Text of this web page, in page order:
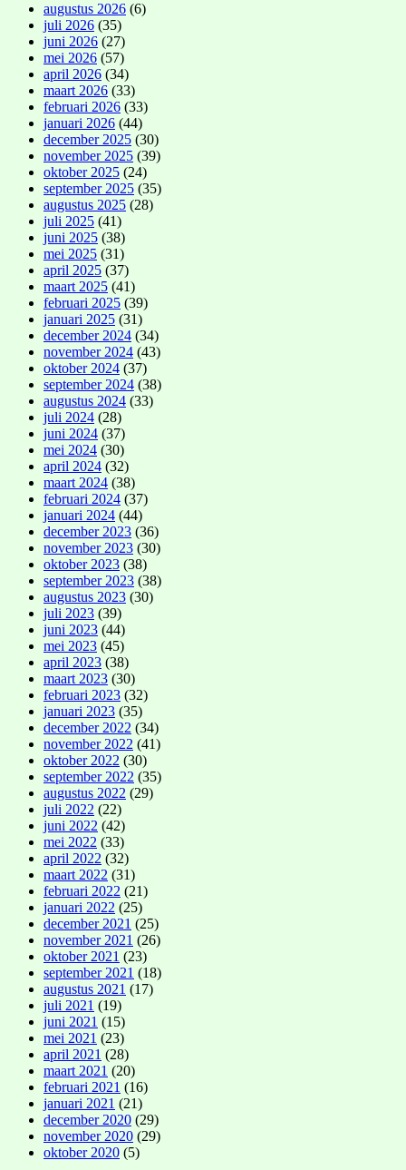
augustus 2026 (6)
juli 2026 (35)
juni 2026 (27)
mei 2026 (57)
april 2026 (34)
maart 2026 (33)
februari 2026 (33)
januari 2026 (44)
december 2025 (30)
november 2025 (39)
oktober 2025 (24)
september 2025 (35)
augustus 2025 (28)
juli 2025 (41)
juni 2025 (38)
mei 2025 (31)
april 2025 (37)
maart 2025 (41)
februari 2025 (39)
januari 2025 (31)
december 2024 (34)
november 2024 (43)
oktober 2024 (37)
september 2024 (38)
augustus 2024 (33)
juli 2024 (28)
juni 2024 (37)
mei 2024 (30)
april 2024 (32)
maart 2024 (38)
februari 2024 (37)
januari 2024 (44)
december 2023 (36)
november 2023 (30)
oktober 2023 (38)
september 2023 (38)
augustus 2023 (30)
juli 2023 (39)
juni 2023 (44)
mei 2023 (45)
april 2023 (38)
maart 2023 (30)
februari 2023 (32)
januari 2023 (35)
december 2022 (34)
november 2022 (41)
oktober 2022 (30)
september 2022 (35)
augustus 2022 (29)
juli 2022 (22)
juni 2022 (42)
mei 2022 (33)
april 2022 (32)
maart 2022 (31)
februari 2022 (21)
januari 2022 (25)
december 2021 (25)
november 2021 (26)
oktober 2021 (23)
september 2021 (18)
augustus 2021 (17)
juli 2021 (19)
juni 2021 (15)
mei 2021 (23)
april 2021 (28)
maart 2021 (20)
februari 2021 (16)
januari 2021 (21)
december 2020 (29)
november 2020 (29)
oktober 2020 (5)